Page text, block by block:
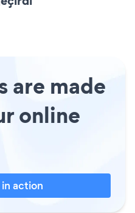
are made
online
action